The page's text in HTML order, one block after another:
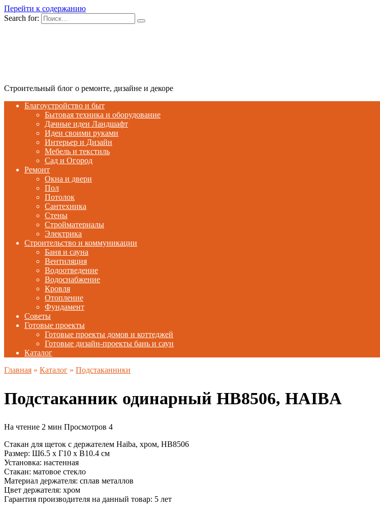
Перейти к содержанию
Search for:
Строительный блог о ремонте, дизайне и декоре
Благоустройство и быт
Бытовая техника и оборудование
Дачные идеи Ландшафт
Идеи своими руками
Интерьер и Дизайн
Мебель и текстиль
Сад и Огород
Ремонт
Окна и двери
Пол
Потолок
Сантехника
Стены
Стройматериалы
Электрика
Строительство и коммуникации
Баня и сауна
Вентиляция
Водоотведение
Водоснабжение
Кровля
Отопление
Фундамент
Советы
Готовые проекты
Готовые проекты домов и коттеджей
Готовые дизайн-проекты бань и саун
Каталог
Главная » Каталог » Подстаканники
Подстаканник одинарный HB8506, HAIBA
На чтение 2 мин Просмотров 4
Стакан для щеток с держателем Haiba, хром, HB8506
Размер: Ш6.5 х Г10 х В10.4 см
Установка: настенная
Стакан: матовое стекло
Материал держателя: сплав металлов
Цвет держателя: хром
Гарантия производителя на данный товар: 5 лет